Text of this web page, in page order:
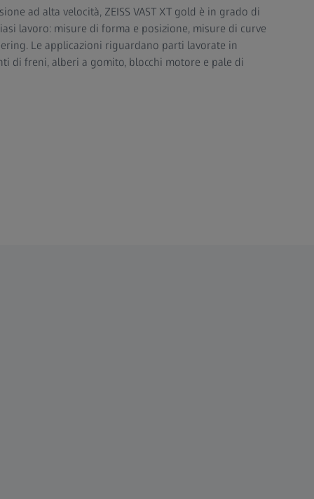
ad alta velocità, ZEISS VAST XT gold è in grado di
lavoro: misure di forma e posizione, misure di curve
Le applicazioni riguardano parti lavorate in
di freni, alberi a gomito, blocchi motore e pale di